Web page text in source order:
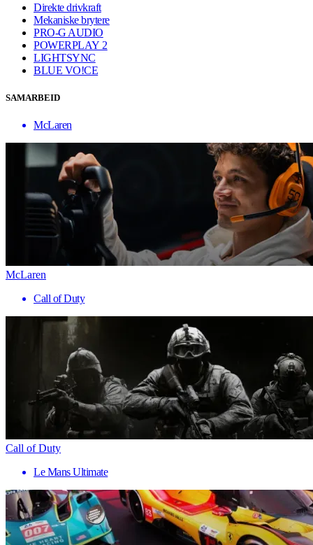
Direkte drivkraft
Mekaniske brytere
PRO-G AUDIO
POWERPLAY 2
LIGHTSYNC
BLUE VO!CE
SAMARBEID
McLaren
McLaren
Call of Duty
Call of Duty
Le Mans Ultimate